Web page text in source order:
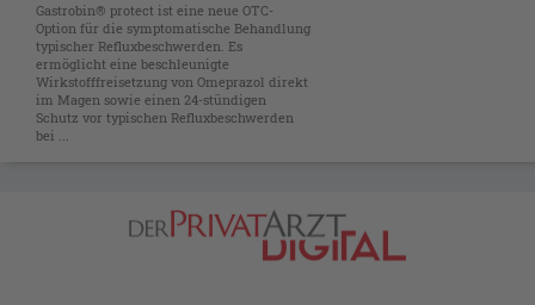
Gastrobin® protect ist eine neue OTC-
Option für die symptomatische Behandlung
typischer Refluxbeschwerden. Es
ermöglicht eine beschleunigte
Wirkstofffreisetzung von Omeprazol direkt
im Magen ­sowie einen 24-stündigen
Schutz vor typischen Refluxbeschwerden
bei ...